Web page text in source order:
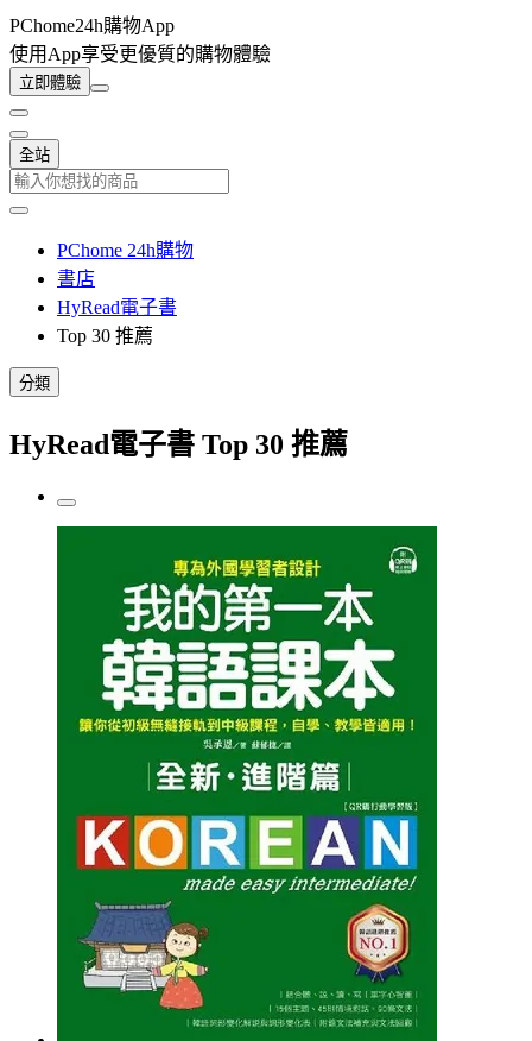
PChome24h購物App
使用App享受更優質的購物體驗
立即體驗
全站
PChome 24h購物
書店
HyRead電子書
Top 30 推薦
分類
HyRead電子書 Top 30 推薦